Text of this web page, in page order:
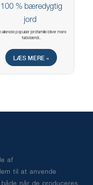
100 % bæredygtig
jord
allerede populær jordfamilie bliver mere
fuldstændi..
LÆS MERE »
af
til at anvende